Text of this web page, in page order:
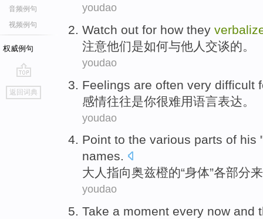
音频例句
视频例句
权威例句
go
top
返回词典
youdao
Watch out for how they
注意他们是如何与他人 交谈的。
youdao
Feelings are often very difficult
感情往往是你很难用语言表达。
youdao
Point to the various parts of his
names.
大人 指向奥兹橙的“身体”各部分
youdao
Take a moment every now and